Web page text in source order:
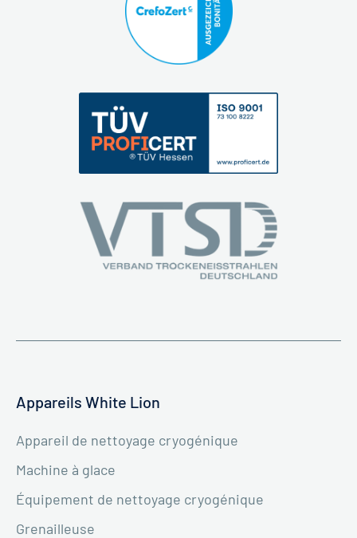
Appareils White Lion
Appareil de nettoyage cryogénique
Machine à glace
Équipement de nettoyage cryogénique
Grenailleuse